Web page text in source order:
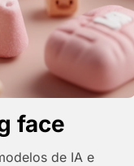
face
de IA e